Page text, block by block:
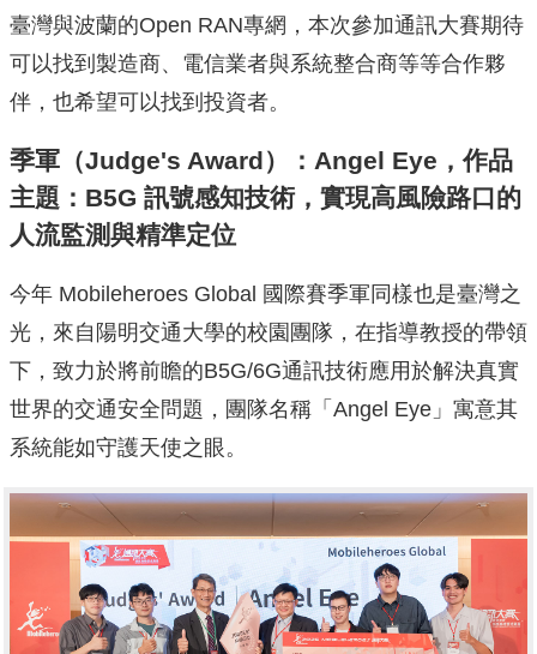
臺灣與波蘭的Open RAN專網，本次參加通訊大賽期待
可以找到製造商、電信業者與系統整合商等等合作夥
伴，也希望可以找到投資者。
季軍（Judge's Award）：Angel Eye，作品
主題：B5G 訊號感知技術，實現高風險路口的
人流監測與精準定位
今年 Mobileheroes Global 國際賽季軍同樣也是臺灣之
光，來自陽明交通大學的校園團隊，在指導教授的帶領
下，致力於將前瞻的B5G/6G通訊技術應用於解決真實
世界的交通安全問題，團隊名稱「Angel Eye」寓意其
系統能如守護天使之眼。